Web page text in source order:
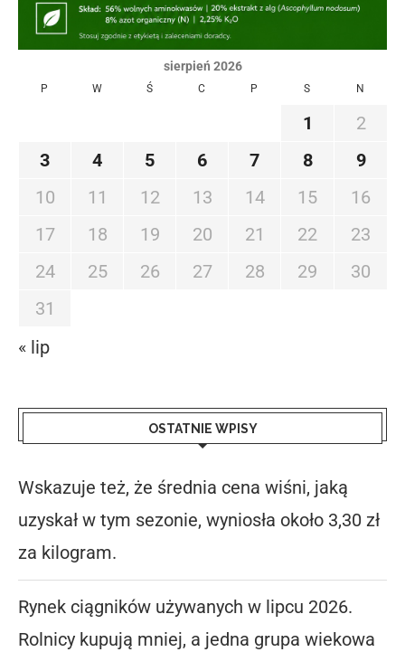
sierpień 2026
P W Ś C P S N
1
2
3
4 5 6 7 8
9
10
11 12 13 14 15
16
17
18 19 20 21 22
23
24
25 26 27 28 29
30
31
« lip
OSTATNIE WPISY
Wskazuje też, że średnia cena wiśni, jaką
uzyskał w tym sezonie, wyniosła około 3,30 zł
za kilogram.
Rynek ciągników używanych w lipcu 2026.
Rolnicy kupują mniej, a jedna grupa wiekowa